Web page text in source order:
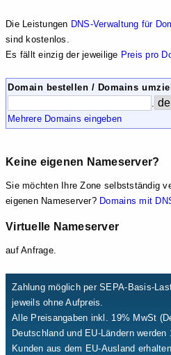
Die Leistungen DNS-Verwaltung für
sind kostenlos.
Es fällt einzig der jeweilige Preis pro
Domain bestellen / Domains
.
Mehrere Domains eingeben
Keine eigenen Nameserver?
Sie möchten Ihre Zone selbstständig
eigenen Nameserver? Domains mit
Virtuelle Nameserver
auf Anfrage.
Zahlung möglich per SEPA-Basis-
jeweils ohne Aufpreis.
Alle Preisangaben inkl. 19% MwSt
Deutschland und EU-Ländern
Kunden aus dem EU-Ausland